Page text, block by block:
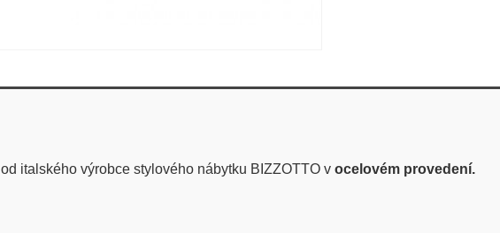
od italského výrobce stylového nábytku BIZZOTTO v ocelovém provedení.